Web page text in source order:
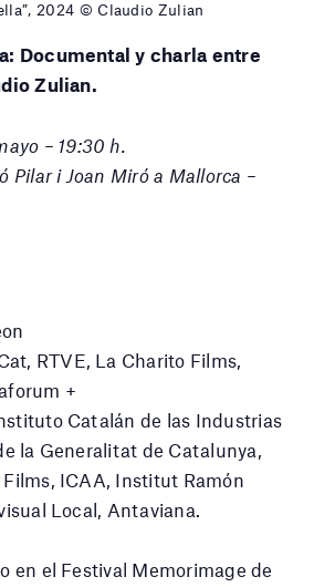
2024 © Claudio Zulian
Documental y charla entre
Zulian.
– 19:30 h.
Pilar i Joan Miró a Mallorca –
RTVE, La Charito Films,
+
Catalán de las Industrias
la Generalitat de Catalunya,
ICAA, Institut Ramón
Local, Antaviana.
en el Festival Memorimage de